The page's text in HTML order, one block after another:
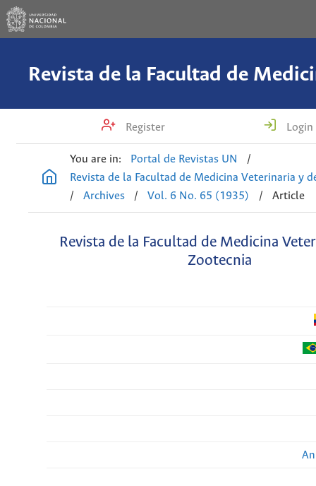
Register Login
You are in: Portal de Revistas UN
/
Revista de la Facultad de Medicina Veterinaria y
/
Archives / Vol. 6 No. 65 (1935) / Article
Revista de la Facultad de Medicina
Zootecnia